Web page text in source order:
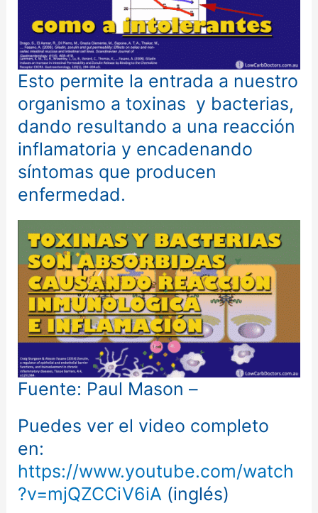
Esto permite la entrada a nuestro
organismo a toxinas y bacterias,
dando resultando a una reacción
inflamatoria y encadenando
síntomas que producen
enfermedad.
Fuente: Paul Mason –
Puedes ver el video completo
en:
https://www.youtube.com/watch
?v=mjQZCCiV6iA (inglés)